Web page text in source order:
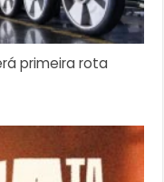
primeira rota